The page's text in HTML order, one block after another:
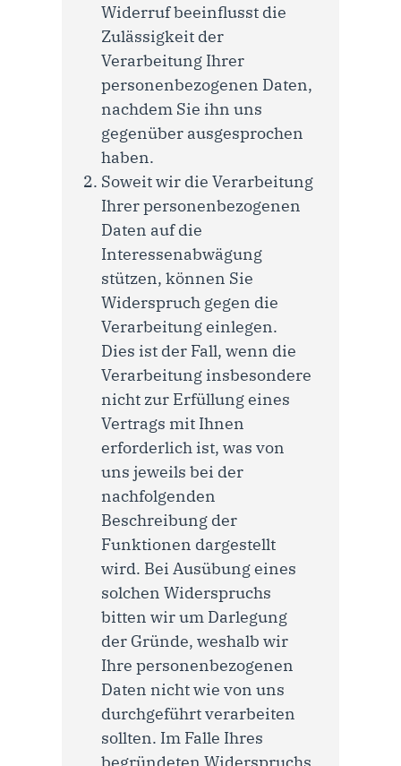
Widerruf beeinflusst die
Zulässigkeit der
Verarbeitung Ihrer
personenbezogenen Daten,
nachdem Sie ihn uns
gegenüber ausgesprochen
haben.
Soweit wir die Verarbeitung
Ihrer personenbezogenen
Daten auf die
Interessenabwägung
stützen, können Sie
Widerspruch gegen die
Verarbeitung einlegen.
Dies ist der Fall, wenn die
Verarbeitung insbesondere
nicht zur Erfüllung eines
Vertrags mit Ihnen
erforderlich ist, was von
uns jeweils bei der
nachfolgenden
Beschreibung der
Funktionen dargestellt
wird. Bei Ausübung eines
solchen Widerspruchs
bitten wir um Darlegung
der Gründe, weshalb wir
Ihre personenbezogenen
Daten nicht wie von uns
durchgeführt verarbeiten
sollten. Im Falle Ihres
begründeten Widerspruchs